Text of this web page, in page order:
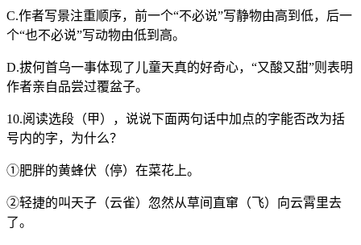
C.作者写景注重顺序，前一个“不必说”写静物由高到低，后一
个“也不必说”写动物由低到高。
D.拔何首乌一事体现了儿童天真的好奇心，“又酸又甜”则表明
作者亲自品尝过覆盆子。
10.阅读选段（甲），说说下面两句话中加点的字能否改为括
号内的字，为什么？
①肥胖的黄蜂伏（停）在菜花上。
②轻捷的叫天子（云雀）忽然从草间直窜（飞）向云霄里去
了。